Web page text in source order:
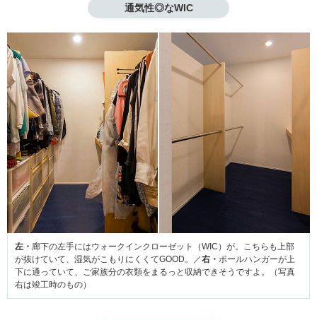
通気性◎なWIC
左・ 廊下の左手にはウォークインクローゼット（WIC）が。こちらも上部
が抜けていて、湿気がこもりにくくてGOOD。／右・ ポールハンガーが上
下に通っていて、ご家族分の衣類をまるっと収納できそうですよ。（写真
右は竣工時のもの）